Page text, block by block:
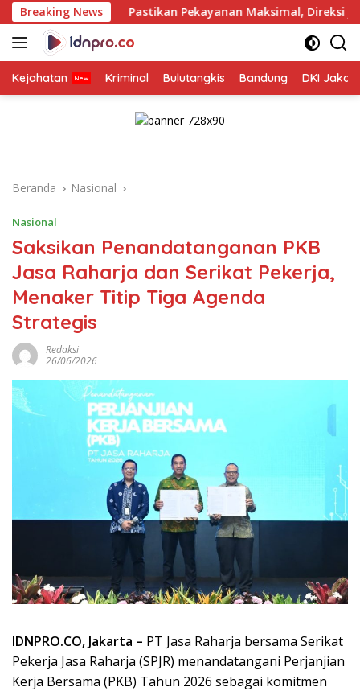
Langsung
ke
konten
Breaking News
Pastikan Pekayanan Maksimal, Direksi Jasa Raharja Tinjau
Kejahatan Kriminal Bulutangkis Bandung DKI
Beranda Nasional
Nasional
Saksikan Penandatanganan PKB
Jasa Raharja dan Serikat Pekerja,
Menaker Titip Tiga Agenda
Strategis
Redaksi
26/06/2026
IDNPRO.CO, Jakarta – PT Jasa Raharja bersama Serikat
Pekerja Jasa Raharja (SPJR) menandatangani Perjanjian
Kerja Bersama (PKB) Tahun 2026 sebagai komitmen